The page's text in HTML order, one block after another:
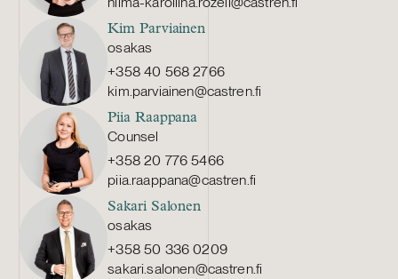
Kim Parviainen
osakas
+358 40 568 2766
kim.parviainen@castren.fi
Piia Raappana
Counsel
+358 20 776 5466
piia.raappana@castren.fi
Sakari Salonen
osakas
+358 50 336 0209
sakari.salonen@castren.fi